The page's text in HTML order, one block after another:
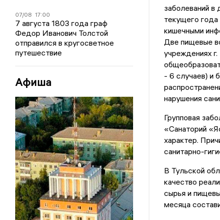
07/08 17:00
7 августа 1803 года граф
Федор Иванович Толстой
отправился в кругосветное
путешествие
Афиша
заболеваний
текущего года
кишечными
Две пищевые
учреждениях
- 6 случаев) и
нарушения
Групповая
«Санаторий
характер.
санитарно-
В Тульской
качество
сырья и
месяца